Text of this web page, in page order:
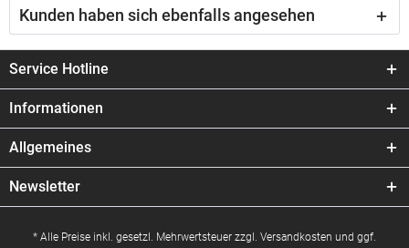
Kunden haben sich ebenfalls angesehen
Service Hotline
Informationen
Allgemeines
Newsletter
* Alle Preise inkl. gesetzl. Mehrwertsteuer zzgl. Versandkosten und ggf.